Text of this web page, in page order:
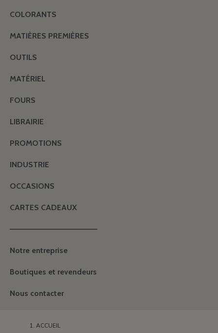
COLORANTS
MATIÈRES PREMIÈRES
OUTILS
MATÉRIEL
FOURS
LIBRAIRIE
PROMOTIONS
INDUSTRIE
OCCASIONS
CARTES CADEAUX
———————————————
Notre entreprise
Boutiques et revendeurs
Nous contacter
ACCUEIL